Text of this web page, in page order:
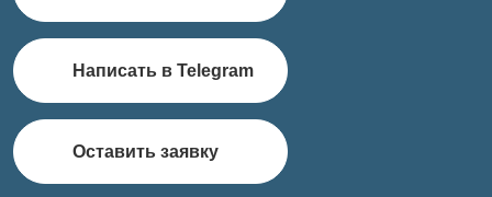
Написать в Telegram
Оставить заявку